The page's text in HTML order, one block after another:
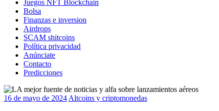
Juegos NFT Blockchain
Bolsa
Finanzas e inversion
Airdrops
SCAM shitcoins
Política privacidad
Anúnciate
Contacto
Predicciones
16 de mayo de 2024 Altcoins y criptomonedas